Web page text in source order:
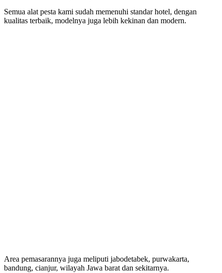
Semua alat pesta kami sudah memenuhi standar hotel, dengan
kualitas terbaik, modelnya juga lebih kekinan dan modern.
Area pemasarannya juga meliputi jabodetabek, purwakarta,
bandung, cianjur, wilayah Jawa barat dan sekitarnya.